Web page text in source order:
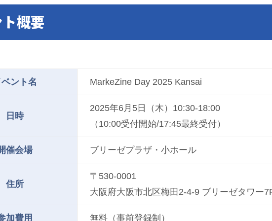
概要
ント名 MarkeZine Day 2025 Kansai
日時
2025年6月5日（木）10:30-18:00
（10:00受付開始/17:45最終受付）
催会場 ブリーゼプラザ・小ホール
住所
〒530-0001
大阪府大阪市北区梅田2-4-9 ブリーゼタワー
加費用 無料（事前登録制）